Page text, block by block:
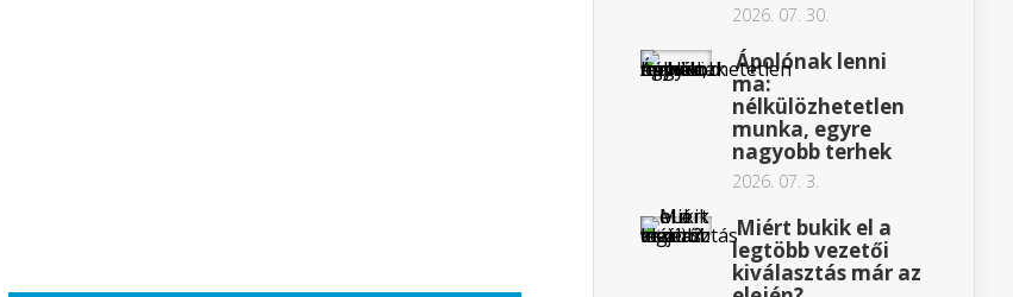
2026. 07. 30.
Ápolónak lenni
ma:
nélkülözhetetlen
munka, egyre
nagyobb terhek
2026. 07. 3.
Miért bukik el a
legtöbb vezetői
kiválasztás már az